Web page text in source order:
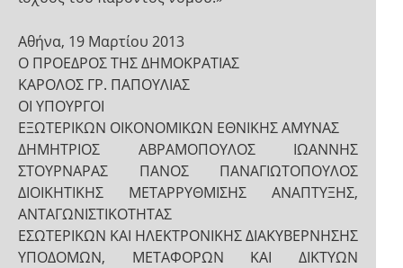
Αθήνα, 19 Μαρτίου 2013
Ο ΠΡΟΕΔΡΟΣ ΤΗΣ ΔΗΜΟΚΡΑΤΙΑΣ
ΚΑΡΟΛΟΣ ΓΡ. ΠΑΠΟΥΛΙΑΣ
ΟΙ ΥΠΟΥΡΓΟΙ
ΕΞΩΤΕΡΙΚΩΝ ΟΙΚΟΝΟΜΙΚΩΝ ΕΘΝΙΚΗΣ ΑΜΥΝΑΣ
ΔΗΜΗΤΡΙΟΣ ΑΒΡΑΜΟΠΟΥΛΟΣ ΙΩΑΝΝΗΣ
ΣΤΟΥΡΝΑΡΑΣ ΠΑΝΟΣ ΠΑΝΑΓΙΩΤΟΠΟΥΛΟΣ
ΔΙΟΙΚΗΤΙΚΗΣ ΜΕΤΑΡΡΥΘΜΙΣΗΣ ΑΝΑΠΤΥΞΗΣ,
ΑΝΤΑΓΩΝΙΣΤΙΚΟΤΗΤΑΣ
ΕΣΩΤΕΡΙΚΩΝ ΚΑΙ ΗΛΕΚΤΡΟΝΙΚΗΣ ΔΙΑΚΥΒΕΡΝΗΣΗΣ
ΥΠΟΔΟΜΩΝ, ΜΕΤΑΦΟΡΩΝ ΚΑΙ ΔΙΚΤΥΩΝ